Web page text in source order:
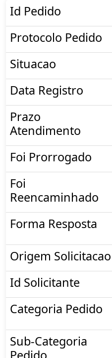
Id Pedido
Protocolo Pedido
Situacao
Data Registro
Prazo
Atendimento
Foi Prorrogado
Foi
Reencaminhado
Forma Resposta
Origem Solicitacao
Id Solicitante
Categoria Pedido
Sub-Categoria